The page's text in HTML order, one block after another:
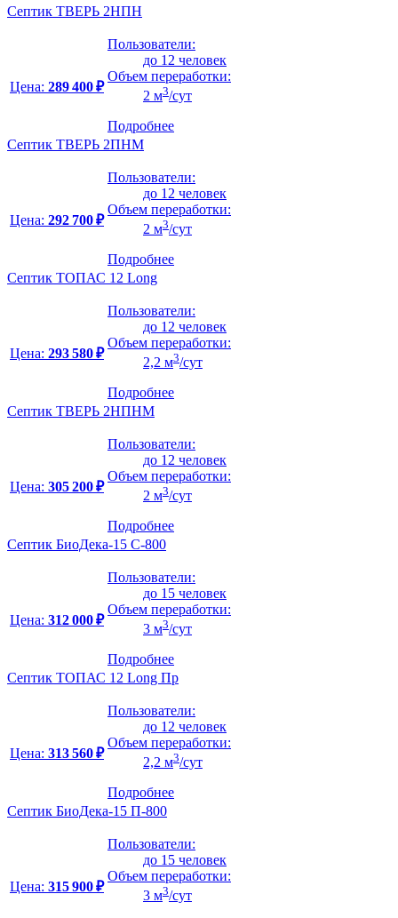
Септик ТВЕРЬ 2НПН
Цена: 289 400 ₽
Пользователи:
до 12 человек
Объем переработки:
2 м3/сут
Подробнее
Септик ТВЕРЬ 2ПНМ
Цена: 292 700 ₽
Пользователи:
до 12 человек
Объем переработки:
2 м3/сут
Подробнее
Септик ТОПАС 12 Long
Цена: 293 580 ₽
Пользователи:
до 12 человек
Объем переработки:
2,2 м3/сут
Подробнее
Септик ТВЕРЬ 2НПНМ
Цена: 305 200 ₽
Пользователи:
до 12 человек
Объем переработки:
2 м3/сут
Подробнее
Септик БиоДека-15 C-800
Цена: 312 000 ₽
Пользователи:
до 15 человек
Объем переработки:
3 м3/сут
Подробнее
Септик ТОПАС 12 Long Пр
Цена: 313 560 ₽
Пользователи:
до 12 человек
Объем переработки:
2,2 м3/сут
Подробнее
Септик БиоДека-15 П-800
Цена: 315 900 ₽
Пользователи:
до 15 человек
Объем переработки:
3 м3/сут